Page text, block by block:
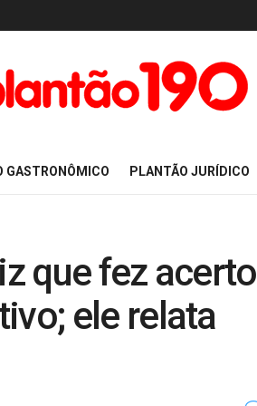
GASTRONÔMICO PLANTÃO JURÍDICO
que fez acerto
ele relata